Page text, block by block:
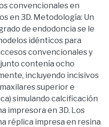
convencionales en
en 3D. Metodología: Un
de endodoncia se le
idénticos para
convencionales y
contenía ocho
incluyendo incisivos
superior e
simulando calcificación
impresora en 3D. Los
réplica impresa en resina